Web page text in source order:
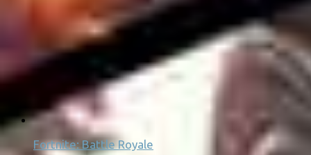
Fortnite: Battle Royale